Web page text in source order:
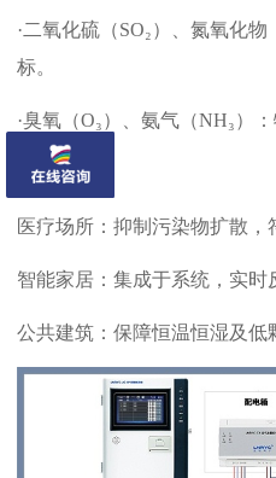
·二氧化硫（SO₂）、氮氧化
标。 ‌
·臭氧（O₃）、氨气（NH₃）
应用场景
医疗场所：抑制污染物扩散，
智能家居：集成于系统，实时
公共建筑：保障恒温恒湿及低